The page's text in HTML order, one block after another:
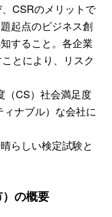
CSRのメリットで
起点のビジネス創
すること。各企業
とにより、リスク
（CS）社会満足度
ィナブル）な会社に
らしい検定試験と
の概要